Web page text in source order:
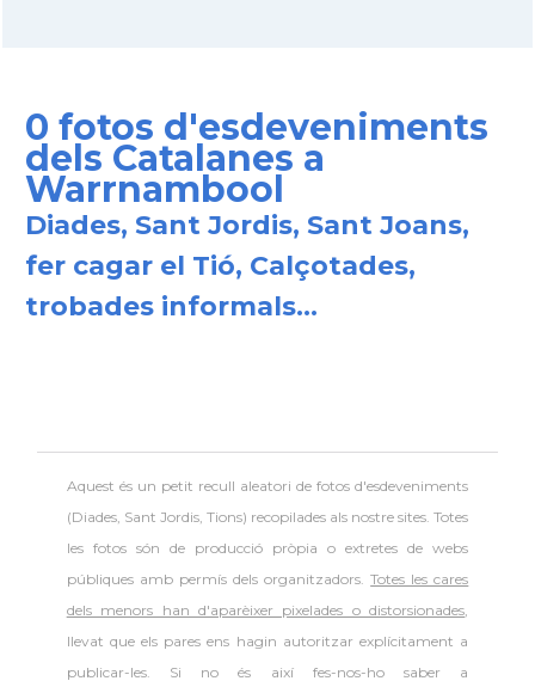
0 fotos d'esdeveniments
dels Catalanes a
Warrnambool
Diades, Sant Jordis, Sant Joans,
fer cagar el Tió, Calçotades,
trobades informals...
Aquest és un petit recull aleatori defotos d'esdeveniments
(Diades, Sant Jordis, Tions) recopilades als nostre sites. Totes
les fotos són de producció pròpia o extretes de webs
públiques amb permís dels organitzadors.Totes les cares
dels menors han d'aparèixer pixelades o distorsionades,
llevat que els pares ens hagin autoritzar explícitament a
publicar-les. Si no és així fes-nos-ho saber a